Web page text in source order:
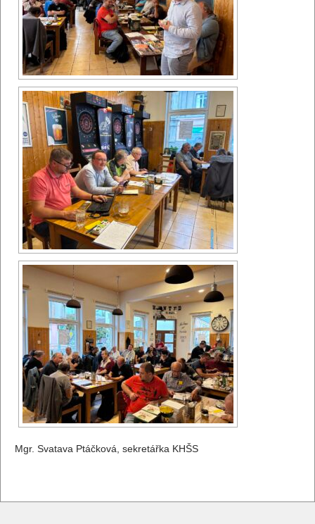
Mgr. Svatava Ptáčková, sekretářka KHŠS